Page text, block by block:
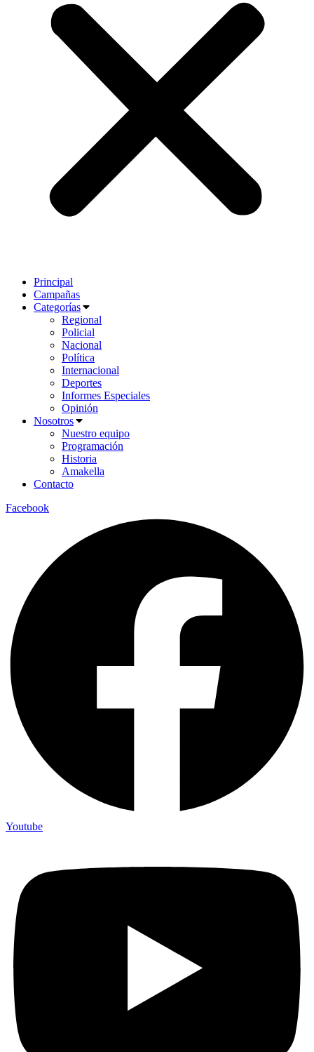
Principal
Campañas
Categorías
Regional
Policial
Nacional
Política
Internacional
Deportes
Informes Especiales
Opinión
Nosotros
Nuestro equipo
Programación
Historia
Amakella
Contacto
Facebook
Youtube